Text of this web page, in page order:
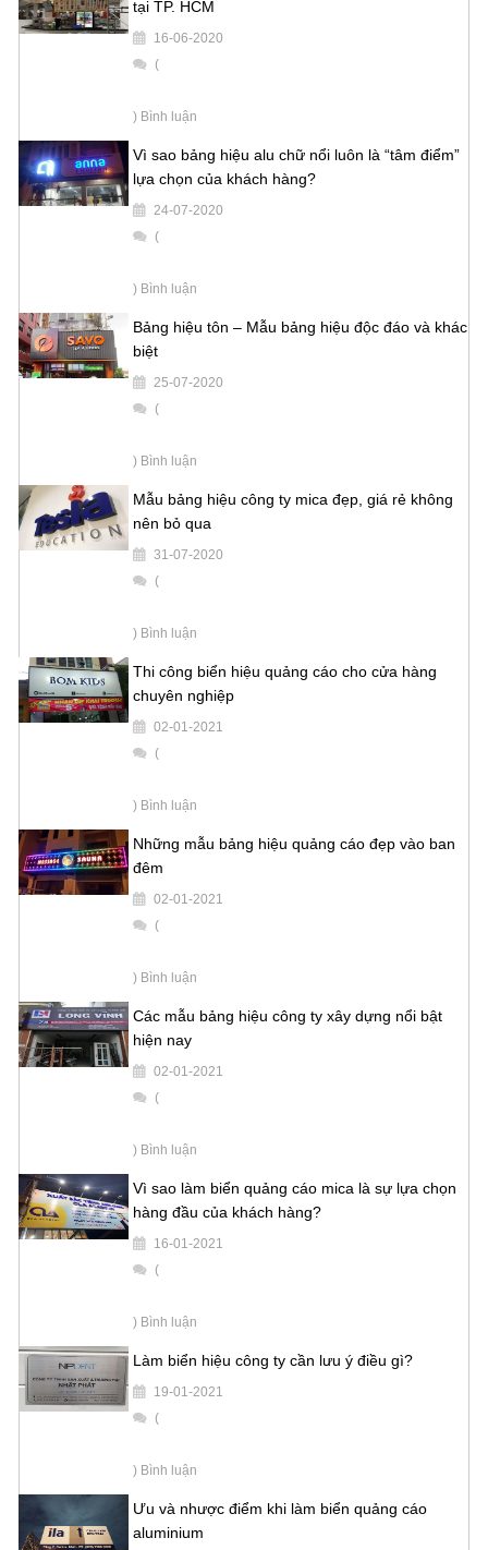
tại TP. HCM
16-06-2020
(
) Bình luận
Vì sao bảng hiệu alu chữ nổi luôn là “tâm điểm”
lựa chọn của khách hàng?
24-07-2020
(
) Bình luận
Bảng hiệu tôn – Mẫu bảng hiệu độc đáo và khác
biệt
25-07-2020
(
) Bình luận
Mẫu bảng hiệu công ty mica đẹp, giá rẻ không
nên bỏ qua
31-07-2020
(
) Bình luận
Thi công biển hiệu quảng cáo cho cửa hàng
chuyên nghiệp
02-01-2021
(
) Bình luận
Những mẫu bảng hiệu quảng cáo đẹp vào ban
đêm
02-01-2021
(
) Bình luận
Các mẫu bảng hiệu công ty xây dựng nổi bật
hiện nay
02-01-2021
(
) Bình luận
Vì sao làm biển quảng cáo mica là sự lựa chọn
hàng đầu của khách hàng?
16-01-2021
(
) Bình luận
Làm biển hiệu công ty cần lưu ý điều gì?
19-01-2021
(
) Bình luận
Ưu và nhược điểm khi làm biển quảng cáo
aluminium